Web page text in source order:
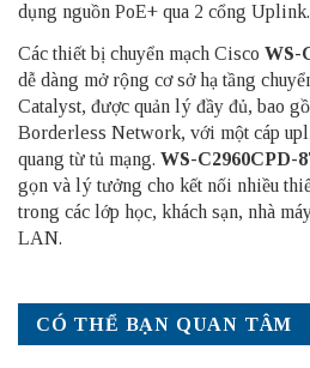
dụng nguồn PoE+ qua 2 cổng Uplink.
Các thiết bị chuyển mạch Cisco WS-
dễ dàng mở rộng cơ sở hạ tầng
Catalyst, được quản lý đầy đủ, bao
Borderless Network, với một cáp
quang từ tủ mạng. WS-C2960CPD-
gọn và lý tưởng cho kết nối nhiều
trong các lớp học, khách sạn, nhà
LAN.
CÓ THỂ BẠN QUAN TÂM